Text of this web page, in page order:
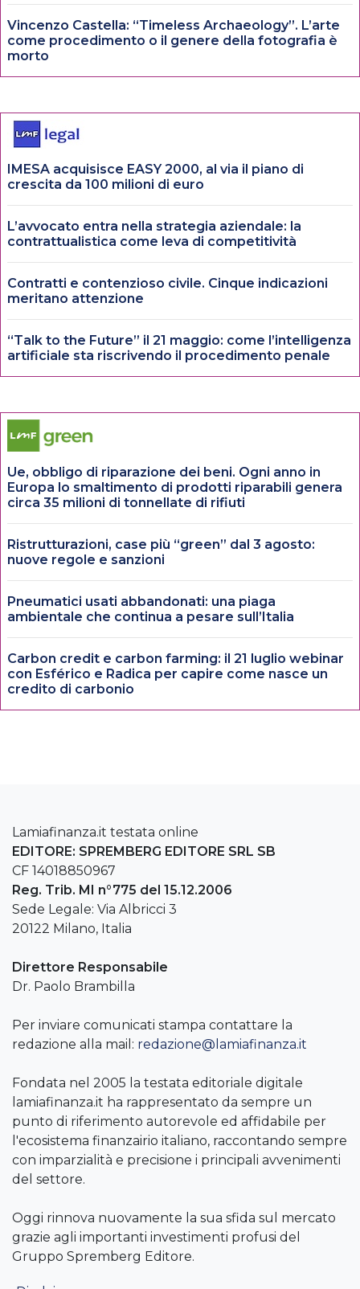
Vincenzo Castella: “Timeless Archaeology”. L’arte
come procedimento o il genere della fotografia è
morto
IMESA acquisisce EASY 2000, al via il piano di
crescita da 100 milioni di euro
L’avvocato entra nella strategia aziendale: la
contrattualistica come leva di competitività
Contratti e contenzioso civile. Cinque indicazioni
meritano attenzione
“Talk to the Future” il 21 maggio: come l’intelligenza
artificiale sta riscrivendo il procedimento penale
Ue, obbligo di riparazione dei beni. Ogni anno in
Europa lo smaltimento di prodotti riparabili genera
circa 35 milioni di tonnellate di rifiuti
Ristrutturazioni, case più “green” dal 3 agosto:
nuove regole e sanzioni
Pneumatici usati abbandonati: una piaga
ambientale che continua a pesare sull’Italia
Carbon credit e carbon farming: il 21 luglio webinar
con Esférico e Radica per capire come nasce un
credito di carbonio
Lamiafinanza.it testata online
EDITORE: SPREMBERG EDITORE SRL SB
CF 14018850967
Reg. Trib. MI n°775 del 15.12.2006
Sede Legale: Via Albricci 3
20122 Milano, Italia
Direttore Responsabile
Dr. Paolo Brambilla
Per inviare comunicati stampa contattare la
redazione alla mail: redazione@lamiafinanza.it
Fondata nel 2005 la testata editoriale digitale
lamiafinanza.it ha rappresentato da sempre un
punto di riferimento autorevole ed affidabile per
l'ecosistema finanzairio italiano, raccontando sempre
con imparzialità e precisione i principali avvenimenti
del settore.
Oggi rinnova nuovamente la sua sfida sul mercato
grazie agli importanti investimenti profusi del
Gruppo Spremberg Editore.